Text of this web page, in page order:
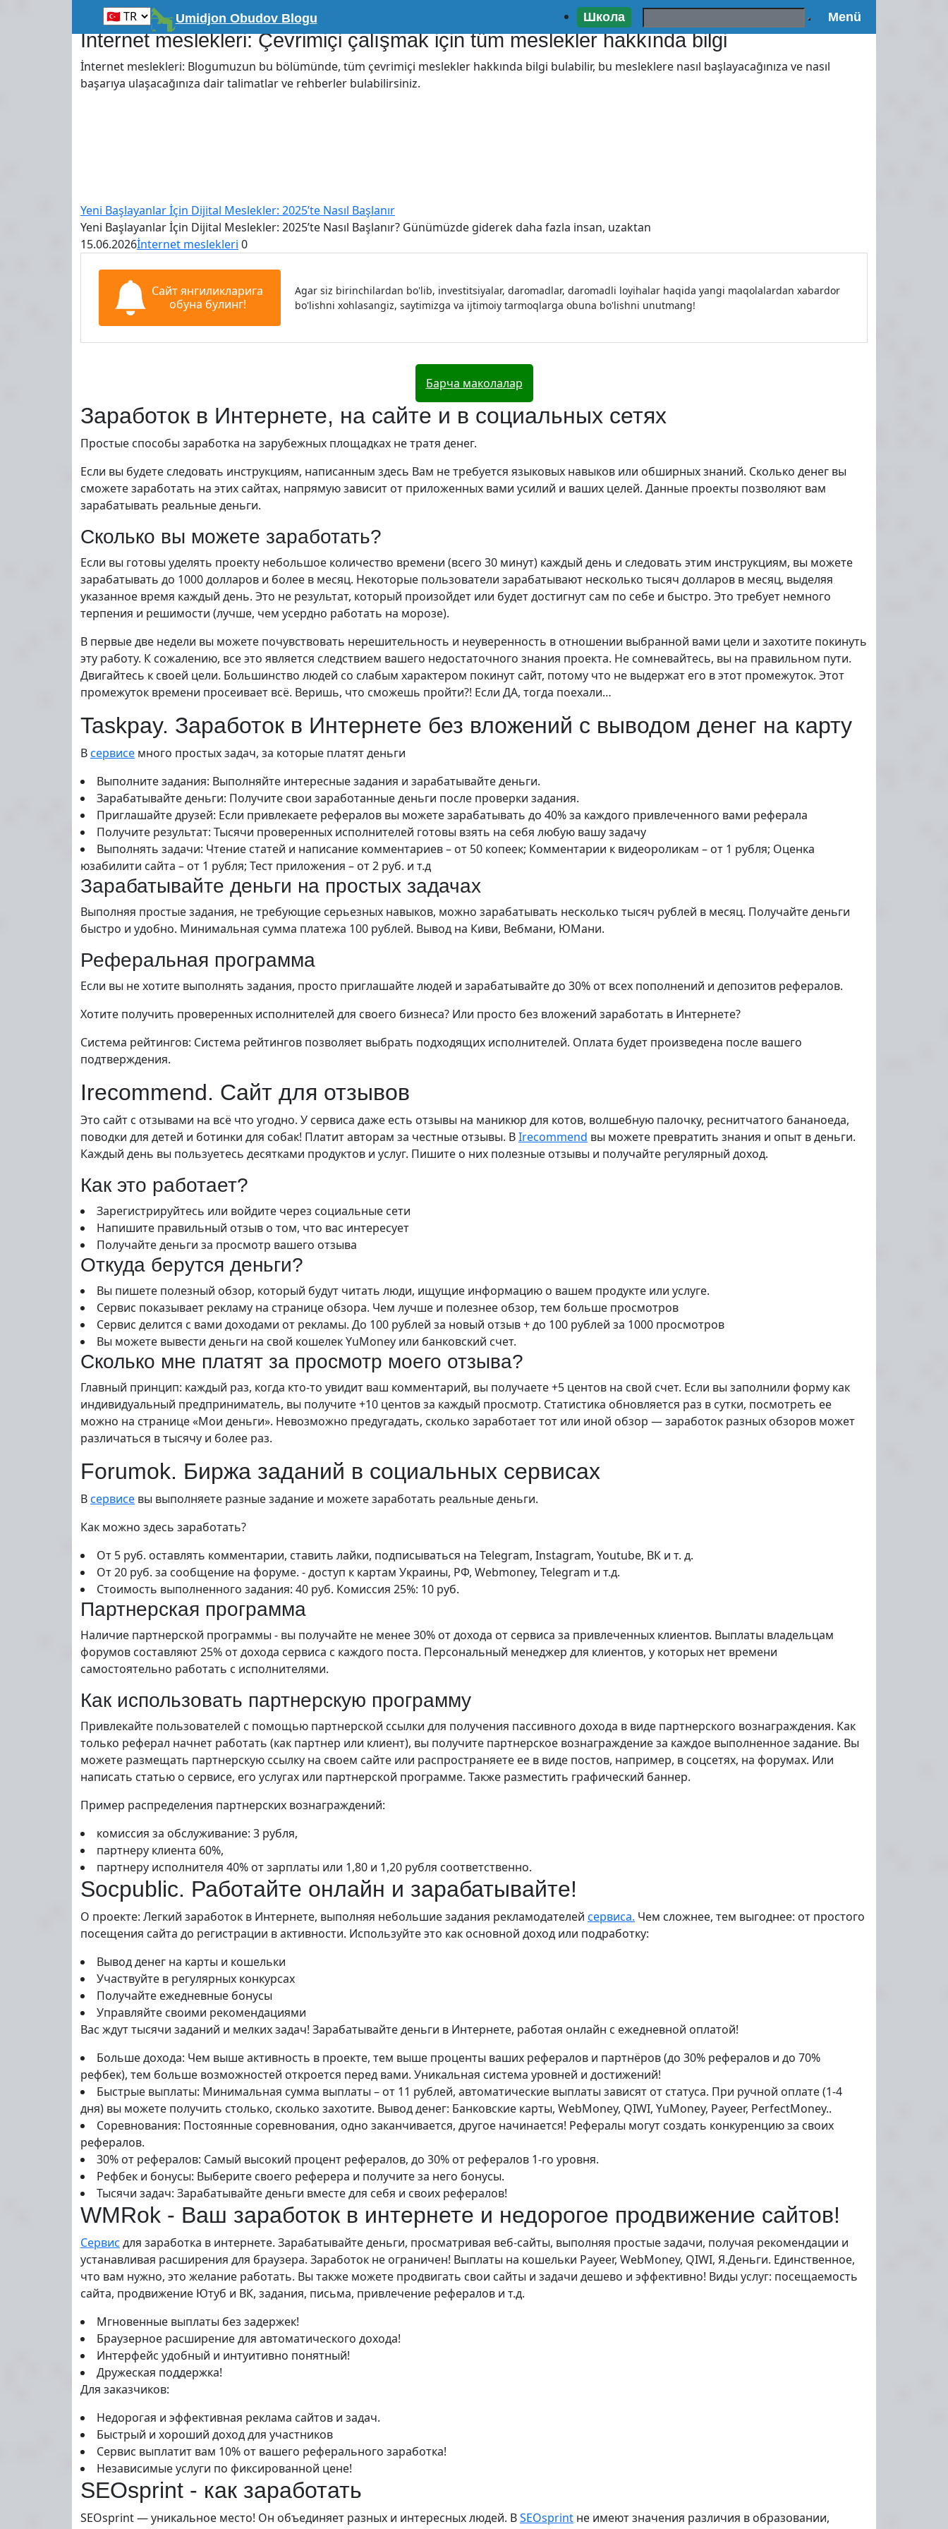
Umidjon Obudov Blogu Школа Menü
Главная
İnternet meslekleri: Çevrimiçi çalışmak için tüm meslekler hakkında bilgi
İnternet meslekleri: Blogumuzun bu bölümünde, tüm çevrimiçi meslekler hakkında bilgi bulabilir, bu mesleklere nasıl başlayacağınıza ve nasıl
başarıya ulaşacağınıza dair talimatlar ve rehberler bulabilirsiniz.
Yeni Başlayanlar İçin Dijital Meslekler: 2025’te Nasıl Başlanır
Yeni Başlayanlar İçin Dijital Meslekler: 2025’te Nasıl Başlanır? Günümüzde giderek daha fazla insan, uzaktan
15.06.2026İnternet meslekleri 0
Сайт янгиликларига
обуна булинг!
Agar siz birinchilardan bo'lib, investitsiyalar, daromadlar, daromadli loyihalar haqida yangi maqolalardan xabardor
bo'lishni xohlasangiz, saytimizga va ijtimoiy tarmoqlarga obuna bo'lishni unutmang!
Барча маколалар
Заработок в Интернете, на сайте и в социальных сетях
Простые способы заработка на зарубежных площадках не тратя денег.
Если вы будете следовать инструкциям, написанным здесь Вам не требуется языковых навыков или обширных знаний. Сколько денег вы
сможете заработать на этих сайтах, напрямую зависит от приложенных вами усилий и ваших целей. Данные проекты позволяют вам
зарабатывать реальные деньги.
Сколько вы можете заработать?
Если вы готовы уделять проекту небольшое количество времени (всего 30 минут) каждый день и следовать этим инструкциям, вы можете
зарабатывать до 1000 долларов и более в месяц. Некоторые пользователи зарабатывают несколько тысяч долларов в месяц, выделяя
указанное время каждый день. Это не результат, который произойдет или будет достигнут сам по себе и быстро. Это требует немного
терпения и решимости (лучше, чем усердно работать на морозе).
В первые две недели вы можете почувствовать нерешительность и неуверенность в отношении выбранной вами цели и захотите покинуть
эту работу. К сожалению, все это является следствием вашего недостаточного знания проекта. Не сомневайтесь, вы на правильном пути.
Двигайтесь к своей цели. Большинство людей со слабым характером покинут сайт, потому что не выдержат его в этот промежуток. Этот
промежуток времени просеивает всё. Веришь, что сможешь пройти?! Если ДА, тогда поехали…
Taskpay. Заработок в Интернете без вложений с выводом денег на карту
Всервисе много простых задач, за которые платят деньги
Выполните задания: Выполняйте интересные задания и зарабатывайте деньги.
Зарабатывайте деньги: Получите свои заработанные деньги после проверки задания.
Приглашайте друзей: Если привлекаете рефералов вы можете зарабатывать до 40% за каждого привлеченного вами реферала
Получите результат: Тысячи проверенных исполнителей готовы взять на себя любую вашу задачу
Выполнять задачи: Чтение статей и написание комментариев – от 50 копеек; Комментарии к видеороликам – от 1 рубля; Оценка
юзабилити сайта – от 1 рубля; Тест приложения – от 2 руб. и т.д
Зарабатывайте деньги на простых задачах
Выполняя простые задания, не требующие серьезных навыков, можно зарабатывать несколько тысяч рублей в месяц. Получайте деньги
быстро и удобно. Минимальная сумма платежа 100 рублей. Вывод на Киви, Вебмани, ЮМани.
Реферальная программа
Если вы не хотите выполнять задания, просто приглашайте людей и зарабатывайте до 30% от всех пополнений и депозитов рефералов.
Хотите получить проверенных исполнителей для своего бизнеса? Или просто без вложений заработать в Интернете?
Система рейтингов: Система рейтингов позволяет выбрать подходящих исполнителей. Оплата будет произведена после вашего
подтверждения.
Irecommend. Сайт для отзывов
Это сайт с отзывами на всё что угодно. У сервиса даже есть отзывы на маникюр для котов, волшебную палочку, реснитчатого бананоеда,
поводки для детей и ботинки для собак! Платит авторам за честные отзывы. ВIrecommend вы можете превратить знания и опыт в деньги.
Каждый день вы пользуетесь десятками продуктов и услуг. Пишите о них полезные отзывы и получайте регулярный доход.
Как это работает?
Зарегистрируйтесь или войдите через социальные сети
Напишите правильный отзыв о том, что вас интересует
Получайте деньги за просмотр вашего отзыва
Откуда берутся деньги?
Вы пишете полезный обзор, который будут читать люди, ищущие информацию о вашем продукте или услуге.
Сервис показывает рекламу на странице обзора. Чем лучше и полезнее обзор, тем больше просмотров
Сервис делится с вами доходами от рекламы. До 100 рублей за новый отзыв + до 100 рублей за 1000 просмотров
Вы можете вывести деньги на свой кошелек YuMoney или банковский счет.
Сколько мне платят за просмотр моего отзыва?
Главный принцип: каждый раз, когда кто-то увидит ваш комментарий, вы получаете +5 центов на свой счет. Если вы заполнили форму как
индивидуальный предприниматель, вы получите +10 центов за каждый просмотр. Статистика обновляется раз в сутки, посмотреть ее
можно на странице «Мои деньги». Невозможно предугадать, сколько заработает тот или иной обзор — заработок разных обзоров может
различаться в тысячу и более раз.
Forumok. Биржа заданий в социальных сервисах
Всервисе вы выполняете разные задание и можете заработать реальные деньги.
Как можно здесь заработать?
От 5 руб. оставлять комментарии, ставить лайки, подписываться на Telegram, Instagram, Youtube, ВК и т. д.
От 20 руб. за сообщение на форуме. - доступ к картам Украины, РФ, Webmoney, Telegram и т.д.
Стоимость выполненного задания: 40 руб. Комиссия 25%: 10 руб.
Партнерская программа
Наличие партнерской программы - вы получайте не менее 30% от дохода от сервиса за привлеченных клиентов. Выплаты владельцам
форумов составляют 25% от дохода сервиса с каждого поста. Персональный менеджер для клиентов, у которых нет времени
самостоятельно работать с исполнителями.
Как использовать партнерскую программу
Привлекайте пользователей с помощью партнерской ссылки для получения пассивного дохода в виде партнерского вознаграждения. Как
только реферал начнет работать (как партнер или клиент), вы получите партнерское вознаграждение за каждое выполненное задание. Вы
можете размещать партнерскую ссылку на своем сайте или распространяете ее в виде постов, например, в соцсетях, на форумах. Или
написать статью о сервисе, его услугах или партнерской программе. Также разместить графический баннер.
Пример распределения партнерских вознаграждений:
комиссия за обслуживание: 3 рубля,
партнеру клиента 60%,
партнеру исполнителя 40% от зарплаты или 1,80 и 1,20 рубля соответственно.
Socpublic. Работайте онлайн и зарабатывайте!
О проекте: Легкий заработок в Интернете, выполняя небольшие задания рекламодателей сервиса. Чем сложнее, тем выгоднее: от простого
посещения сайта до регистрации в активности. Используйте это как основной доход или подработку:
Вывод денег на карты и кошельки
Участвуйте в регулярных конкурсах
Получайте ежедневные бонусы
Управляйте своими рекомендациями
Вас ждут тысячи заданий и мелких задач! Зарабатывайте деньги в Интернете, работая онлайн с ежедневной оплатой!
Больше дохода: Чем выше активность в проекте, тем выше проценты ваших рефералов и партнёров (до 30% рефералов и до 70%
рефбек), тем больше возможностей откроется перед вами. Уникальная система уровней и достижений!
Быстрые выплаты: Минимальная сумма выплаты – от 11 рублей, автоматические выплаты зависят от статуса. При ручной оплате (1-4
дня) вы можете получить столько, сколько захотите. Вывод денег: Банковские карты, WebMoney, QIWI, YuMoney, Payeer, PerfectMoney..
Соревнования: Постоянные соревнования, одно заканчивается, другое начинается! Рефералы могут создать конкуренцию за своих
рефералов.
30% от рефералов: Самый высокий процент рефералов, до 30% от рефералов 1-го уровня.
Рефбек и бонусы: Выберите своего реферера и получите за него бонусы.
Тысячи задач: Зарабатывайте деньги вместе для себя и своих рефералов!
WMRok - Ваш заработок в интернете и недорогое продвижение сайтов!
Сервис для заработка в интернете. Зарабатывайте деньги, просматривая веб-сайты, выполняя простые задачи, получая рекомендации и
устанавливая расширения для браузера. Заработок не ограничен! Выплаты на кошельки Payeer, WebMoney, QIWI, Я.Деньги. Единственное,
что вам нужно, это желание работать. Вы также можете продвигать свои сайты и задачи дешево и эффективно! Виды услуг: посещаемость
сайта, продвижение Ютуб и ВК, задания, письма, привлечение рефералов и т.д.
Мгновенные выплаты без задержек!
Браузерное расширение для автоматического дохода!
Интерфейс удобный и интуитивно понятный!
Дружеская поддержка!
Для заказчиков:
Недорогая и эффективная реклама сайтов и задач.
Быстрый и хороший доход для участников
Сервис выплатит вам 10% от вашего реферального заработка!
Независимые услуги по фиксированной цене!
SEOsprint - как заработать
SEOsprint — уникальное место! Он объединяет разных и интересных людей. ВSEOsprint не имеют значения различия в образовании,